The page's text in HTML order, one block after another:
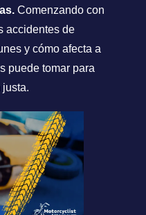
Comenzando con
accidentes de
y cómo afecta a
puede tomar para